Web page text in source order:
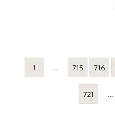
1 … 715 716
721 …